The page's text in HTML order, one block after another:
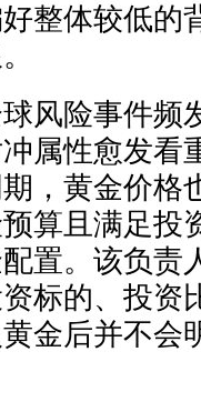
整体较低的
险事件频
属性愈发看
，黄金价格
算且满足投
置。该负责
标的、投资
金后并不会